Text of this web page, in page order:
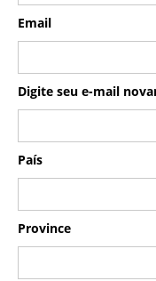
Email
Digite seu e-mail
País
Province